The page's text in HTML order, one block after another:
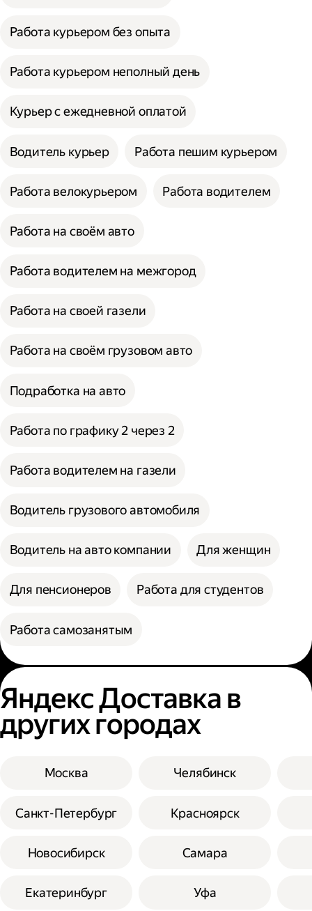
Работа курьером без опыта
Работа курьером неполный день
Курьер с ежедневной оплатой
Водитель курьер Работа пешим курьером
Работа велокурьером Работа водителем
Работа на своём авто
Работа водителем на межгород
Работа на своей газели
Работа на своём грузовом авто
Подработка на авто
Работа по графику 2 через 2
Работа водителем на газели
Водитель грузового автомобиля
Водитель на авто компании Для женщин
Для пенсионеров Работа для студентов
Работа самозанятым
Яндекс Доставка в
других городах
Москва
Санкт-Петербург
Новосибирск
Екатеринбург
Челябинск
Красноярск
Самара
Уфа